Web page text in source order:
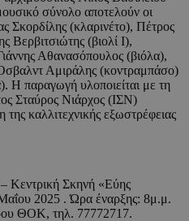
σύνολο αποτελούν οι
Σκορδίλης (κλαρινέτο), Πέτρος
Βερβιτσιώτης (βιολί Ι),
Αθανασόπουλος (βιόλα),
Αμιράλης (κοντραμπάσο)
Η παραγωγή υλοποιείται με τη
Σταύρος Νιάρχος (ΙΣΝ)
της καλλιτεχνικής εξωστρέφειας
Σκηνή «Εύης
2025 . Ώρα έναρξης: 8μ.μ.
ΘΟΚ, τηλ. 77772717.